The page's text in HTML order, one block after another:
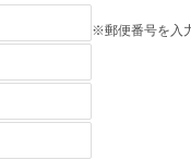
※郵便番号を入